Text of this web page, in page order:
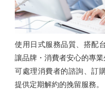
使用日式服務品質、搭配
讓品牌・消費者安心的專業
可處理消費者的諮詢、訂
提供定期解約的挽留服務。